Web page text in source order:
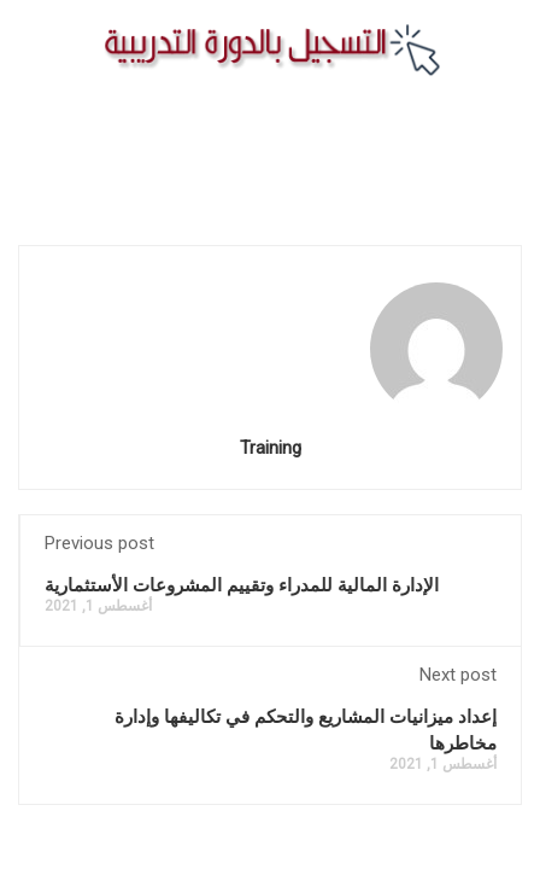
Training
Previous post
الإدارة المالية للمدراء وتقييم المشروعات الأستثمارية
أغسطس 1, 2021
Next post
إعداد ميزانيات المشاريع والتحكم في تكاليفها وإدارة
مخاطرها
أغسطس 1, 2021